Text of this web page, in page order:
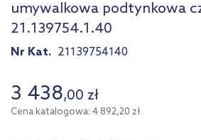
umywalkowa podtynkowa
21.139754.1.40
Nr Kat. 21139754140
3 438,00 zł
Cena katalogowa: 4 892,20 zł